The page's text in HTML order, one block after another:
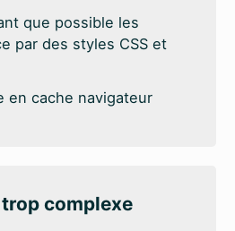
que possible les
par des styles CSS et
en cache navigateur
complexe